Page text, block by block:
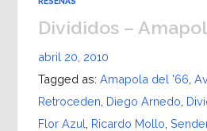
Divididos –
abril 20, 2010
Tagged as: Amapola del '66
Retroceden Diego Arnedo
Flor Azul Ricardo Mollo